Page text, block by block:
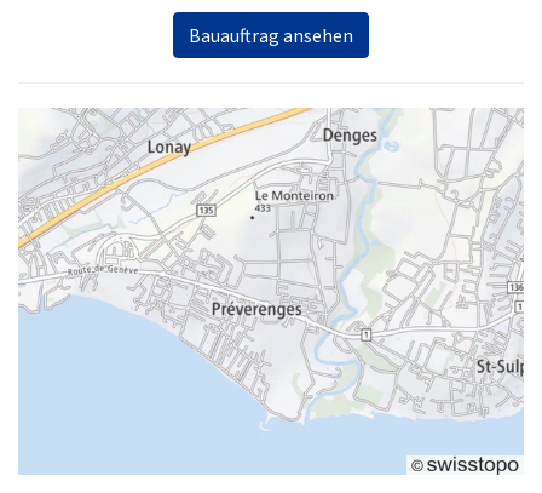
Bauauftrag ansehen